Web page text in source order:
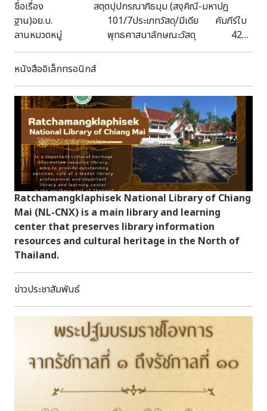
ชื่อเรื่อง สตฺตปฺปกรณาภิธมฺม (สงฺคิณี-มหาปฎ
ฐาน)อย.บ. 101/7ประเภทวัสดุ/มีเดีย คัมภีร์ใบ
ลานหมวดหมู่ พุทธศาสนาลักษณะวัสดุ 42
หน้า กว้าง 5.7 ซม. ยาว 57.5 ซม.หัวเรื่อง พระ
ไตรปิฎก พระอภิธรรมบทคัดย่อ/บันทึก
หนังสืออิเล็กทรอนิกส์
Ratchamangklaphisek National Library of Chiang
Mai (NL-CNX) is a main library and learning
center that preserves library information
resources and cultural heritage in the North of
Thailand.
ข่าวประชาสัมพันธ์